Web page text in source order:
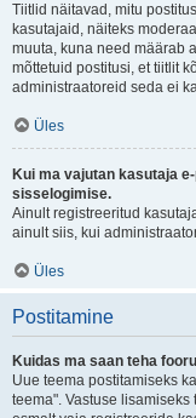
Tiitlid näitavad, mitu
kasutajaid, näiteks
muuta, kuna need määrab
mõttetuid postitusi, et tiitlit
administraatoreid seda ei
Üles
Kui ma vajutan kasutaja
sisselogimise.
Ainult registreeritud
ainult siis, kui
Üles
Postitamine
Kuidas ma saan teha
Uue teema postitamiseks
teema". Vastuse